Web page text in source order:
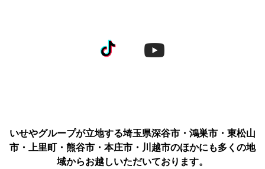
いせやグループが立地する埼玉県深谷市・鴻巣市・東松山
市・上里町・熊谷市・本庄市・川越市のほかにも多くの地
域からお越しいただいております。